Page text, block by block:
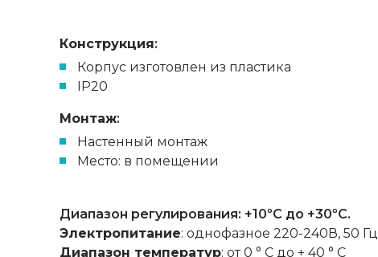
Конструкция:
Корпус изготовлен из пластика
IP20
Монтаж:
Hастенный монтаж
Место: в помещении
Диапазон регулирования: +10ºC до +30ºC.
Электропитание: однофазное 220-240В, 50 Гц
Диапазон температур: от 0 ° C до + 40 ° C